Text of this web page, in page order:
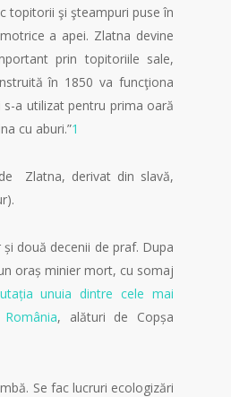
topitorii şi şteampuri puse în
a apei. Zlatna devine
prin topitoriile sale,
în 1850 va funcţiona
s-a utilizat pentru prima oară
cu aburi.”1
Zlatna, derivat din slavă,
două decenii de praf. Dupa
oraș minier mort, cu somaj
unuia dintre cele mai
, alături de Copșa
Se fac lucruri ecologizări